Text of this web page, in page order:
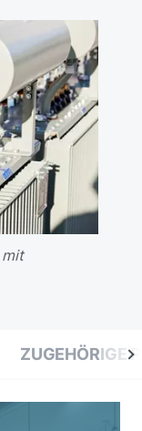
ZUGEHÖRIGE